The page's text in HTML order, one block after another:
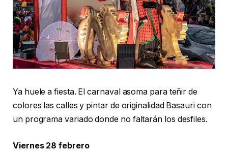
Ya huele a fiesta. El carnaval asoma para teñir de
colores las calles y pintar de originalidad Basauri con
un programa variado donde no faltarán los desfiles.
Viernes 28 febrero